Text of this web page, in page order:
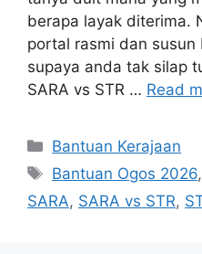
berapa layak diterima.
portal rasmi dan
supaya anda tak silap
SARA vs STR … Read
Categories
Bantuan Kerajaan
Tags
Bantuan Ogos 2026,
SARA, SARA vs STR,